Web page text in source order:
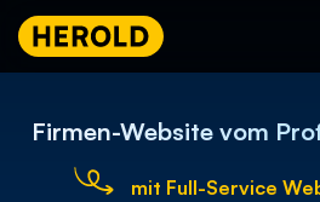
Firmen-Website vom
mit Full-Service